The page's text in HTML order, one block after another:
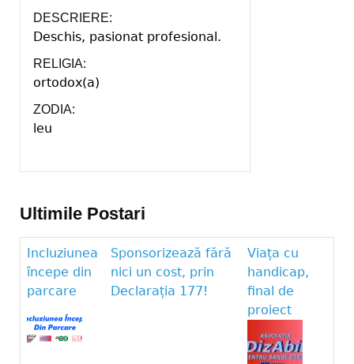
DESCRIERE:
Deschis, pasionat profesional.
RELIGIA:
ortodox(a)
ZODIA:
leu
Ultimile Postari
Incluziunea
începe din
parcare
Sponsorizează fără
nici un cost, prin
Declarația 177!
Viața cu
handicap,
final de
proiect